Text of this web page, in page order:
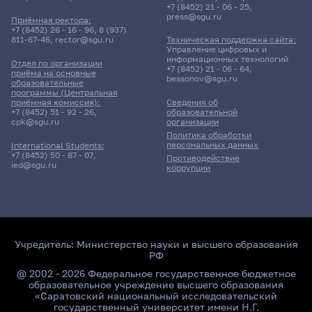
Поиск по ключевым словам
Главные
Приёмная ректора:
+7 (8452) 26 - 16 - 96, 8 (937)
811-67-46, rector@sgu.ru
Отдел по организации
приёма на основные
образовательные
программы (Центральная
приёмная комиссия):
+7 (8452) 51 - 92 - 26,
cpk@sgu.ru
International Students:
+7 (8452) 50 - 87 - 07,
ied@sgu.ru
Сведения об
образовательной
организации
Политика обработки
персональных данных
Противодействие
коррупции
+7 (8452) 21 - 06 - 25,
press@sgu.ru
Техническая поддержка сайта:
Управление цифровых и
информационных технологий
+7 (8452) 21 - 06 - 64,
bessonov@sgu.ru
Учредитель: Министерство науки и высшего образования
РФ
@ 2002 - 2026 Федеральное государственное бюджетное
образовательное учреждение высшего образования
«Саратовский национальный исследовательский
государственный университет имени Н.Г.